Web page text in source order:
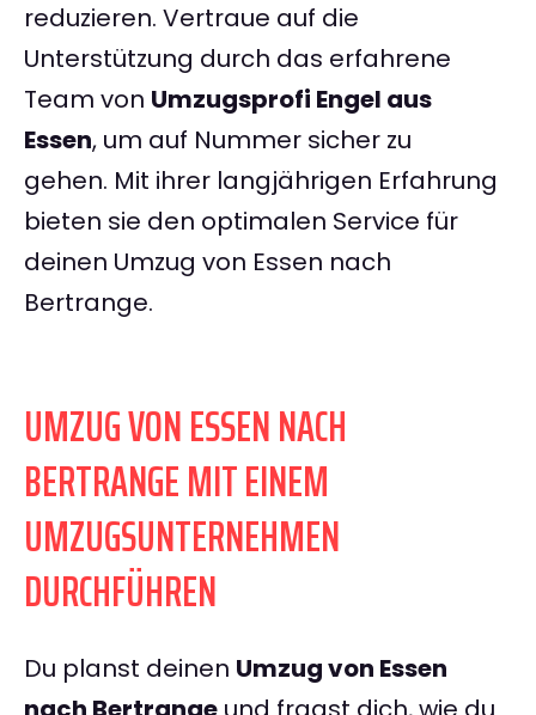
reduzieren. Vertraue auf die
Unterstützung durch das erfahrene
Team von Umzugsprofi Engel aus
Essen, um auf Nummer sicher zu
gehen. Mit ihrer langjährigen Erfahrung
bieten sie den optimalen Service für
deinen Umzug von Essen nach
Bertrange.
UMZUG VON ESSEN NACH
BERTRANGE MIT EINEM
UMZUGSUNTERNEHMEN
DURCHFÜHREN
Du planst deinen Umzug von Essen